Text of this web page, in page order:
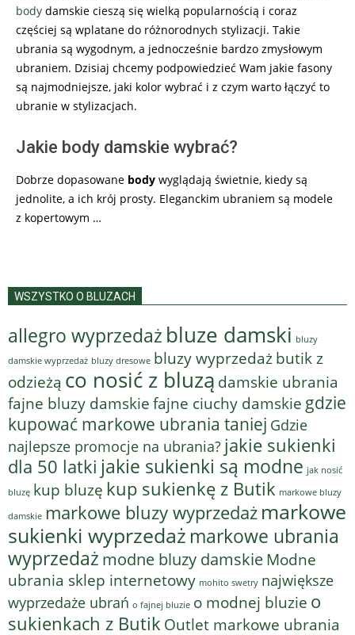
body damskie cieszą się wielką popularnością i coraz
częściej są wplatane do różnorodnych stylizacji. Takie
ubrania są wygodnym, a jednocześnie bardzo zmysłowym
ubraniem. Dzisiaj chcemy podpowiedzieć Wam jakie fasony
są najmodniejsze, jaki kolor wybrać i z czym warto łączyć to
ubranie w stylizacjach.
Jakie body damskie wybrać?
Dobrze dopasowane body wyglądają świetnie, kiedy są
jednolite, a ich krój prosty. Eleganckim ubraniem są modele
z kopertowym …
WSZYSTKO O BLUZACH
allegro wyprzedaż bluze damski bluzy
damskie wyprzedaż bluzy dresowe bluzy wyprzedaż butik z
odzieżą co nosić z bluzą damskie ubrania
fajne bluzy damskiefajne ciuchy damskie gdzie
kupować markowe ubrania taniej Gdzie
najlepsze promocje na ubrania? jakie sukienki
dla 50 latki jakie sukienki są modne jak nosić
bluzę kup bluzę kup sukienkę z Butik markowe bluzy
damskie markowe bluzy wyprzedaż markowe
sukienki wyprzedaż markowe ubrania
wyprzedaż modne bluzy damskie Modne
ubrania sklep internetowy mohito swetry największe
wyprzedaże ubrań o fajnej bluzie o modnej bluzie o
sukienkach z Butik Outlet markowe ubrania